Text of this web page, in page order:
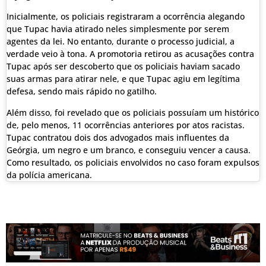
Inicialmente, os policiais registraram a ocorrência alegando
que Tupac havia atirado neles simplesmente por serem
agentes da lei. No entanto, durante o processo judicial, a
verdade veio à tona. A promotoria retirou as acusações contra
Tupac após ser descoberto que os policiais haviam sacado
suas armas para atirar nele, e que Tupac agiu em legítima
defesa, sendo mais rápido no gatilho.
Além disso, foi revelado que os policiais possuíam um histórico
de, pelo menos, 11 ocorrências anteriores por atos racistas.
Tupac contratou dois dos advogados mais influentes da
Geórgia, um negro e um branco, e conseguiu vencer a causa.
Como resultado, os policiais envolvidos no caso foram expulsos
da polícia americana.